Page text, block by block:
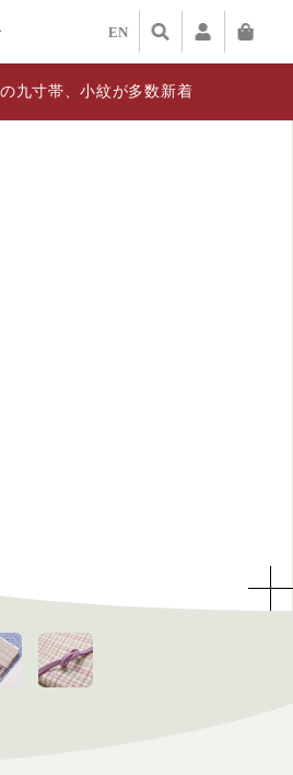
EN
九寸帯、小紋が多数新着